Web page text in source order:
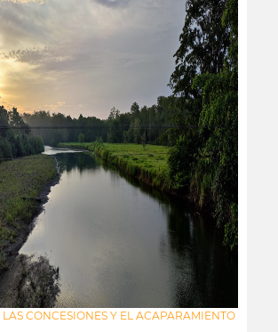
CONCESIONES Y EL ACAPARAMIENTO